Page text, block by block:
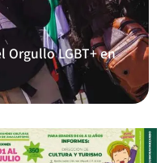
Orgullo LGBT+ en